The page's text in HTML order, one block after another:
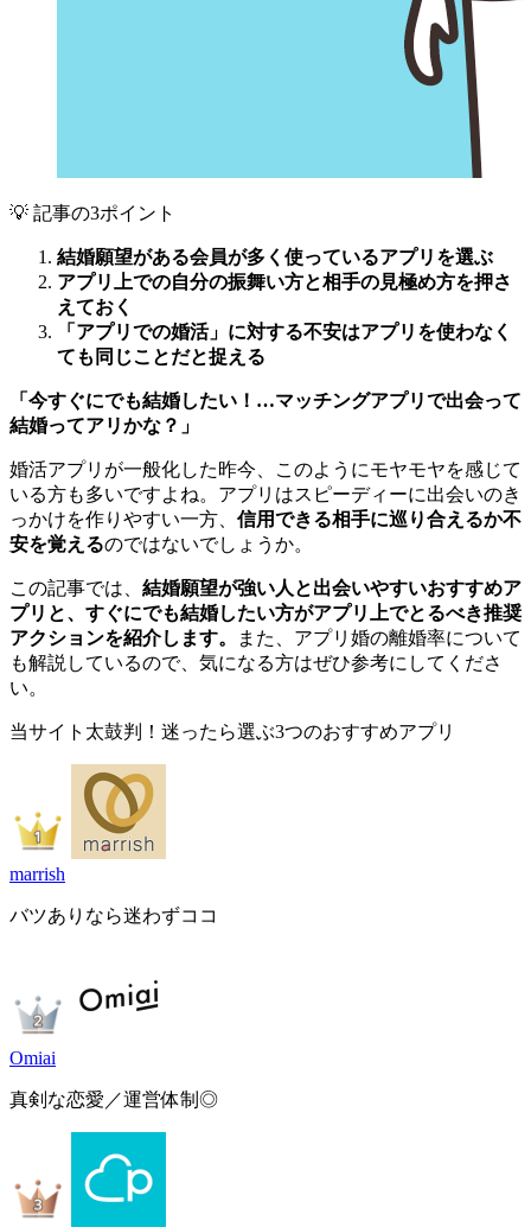
💡 記事の3ポイント
結婚願望がある会員が多く使っているアプリを選ぶ
アプリ上での自分の振舞い方と相手の見極め方を押さ
えておく
「アプリでの婚活」に対する不安はアプリを使わなく
ても同じことだと捉える
「今すぐにでも結婚したい！…マッチングアプリで出会って
結婚ってアリかな？」
婚活アプリが一般化した昨今、このようにモヤモヤを感じて
いる方も多いですよね。アプリはスピーディーに出会いのき
っかけを作りやすい一方、 信用できる相手に巡り合えるか不
安を覚えるのではないでしょうか。
この記事では、 結婚願望が強い人と出会いやすいおすすめア
プリと、すぐにでも結婚したい方がアプリ上でとるべき推奨
アクションを紹介します。
また、アプリ婚の離婚率について
も解説しているので、気になる方はぜひ参考にしてくださ
い。
当サイト太鼓判！迷ったら選ぶ3つのおすすめアプリ
marrish
バツありなら迷わずココ
Omiai
真剣な恋愛／運営体制◎